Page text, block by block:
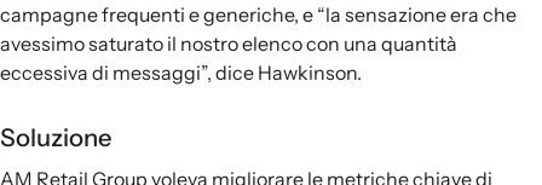
campagne frequenti e generiche, e “la sensazione era che
avessimo saturato il nostro elenco con una quantità
eccessiva di messaggi”, dice Hawkinson.
Soluzione
AM Retail Group voleva migliorare le metriche chiave di